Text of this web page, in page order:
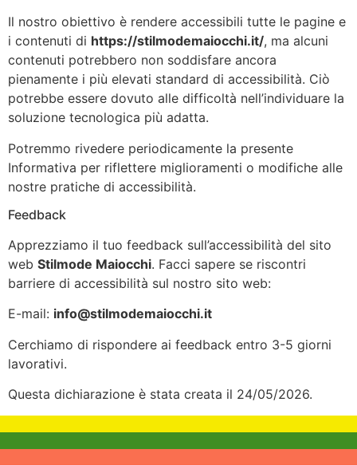
Il nostro obiettivo è rendere accessibili tutte le pagine e
i contenuti di https://stilmodemaiocchi.it/, ma alcuni
contenuti potrebbero non soddisfare ancora
pienamente i più elevati standard di accessibilità. Ciò
potrebbe essere dovuto alle difficoltà nell’individuare la
soluzione tecnologica più adatta.
Potremmo rivedere periodicamente la presente
Informativa per riflettere miglioramenti o modifiche alle
nostre pratiche di accessibilità.
Feedback
Apprezziamo il tuo feedback sull’accessibilità del sito
web Stilmode Maiocchi. Facci sapere se riscontri
barriere di accessibilità sul nostro sito web:
E-mail: info@stilmodemaiocchi.it
Cerchiamo di rispondere ai feedback entro 3-5 giorni
lavorativi.
Questa dichiarazione è stata creata il 24/05/2026.